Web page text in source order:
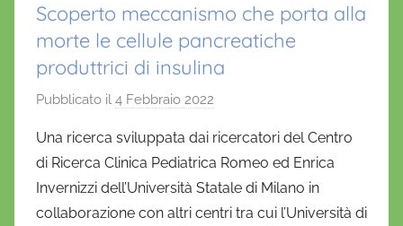
Scoperto meccanismo che porta alla
morte le cellule pancreatiche
produttrici di insulina
Pubblicato il 4 Febbraio 2022
D
a
n
i
Una ricerca sviluppata dai ricercatori del Centro
di Ricerca Clinica Pediatrica Romeo ed Enrica
Invernizzi dell’Università Statale di Milano in
collaborazione con altri centri tra cui l’Università di